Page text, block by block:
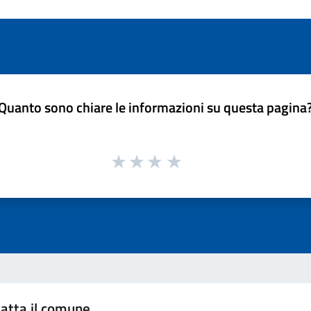
sono chiare le informazioni su questa